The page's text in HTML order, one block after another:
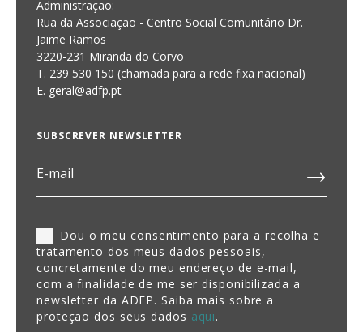
Administração:
Rua da Associação - Centro Social Comunitário Dr.
Jaime Ramos
3220-231 Miranda do Corvo
T. 239 530 150 (chamada para a rede fixa nacional)
E. geral@adfp.pt
SUBSCREVER NEWSLETTER
Dou o meu consentimento para a recolha e
tratamento dos meus dados pessoais,
concretamente do meu endereço de e-mail,
com a finalidade de me ser disponibilizada a
newsletter da ADFP. Saiba mais sobre a
proteção dos seus dados aqui.